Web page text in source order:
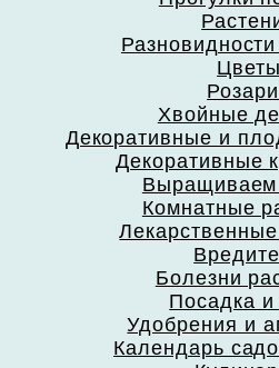
Цветы
Хвойные
Декоративные и
Декоративные
Выращиваем
Комнатные
Болезни
Посадка и
Удобрения и
Календарь